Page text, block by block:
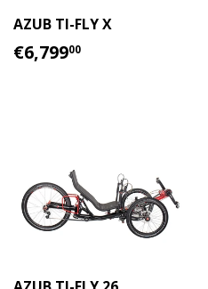
AZUB TI-FLY X
PRECIO
HABITUAL
€6,79900